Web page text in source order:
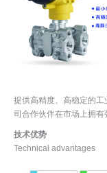
提供高精度、高稳定的
司合作伙伴在市场上拥有
技术优势
Technical advantages